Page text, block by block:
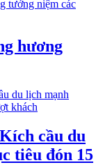
hương
cầu du
tiêu đón 15